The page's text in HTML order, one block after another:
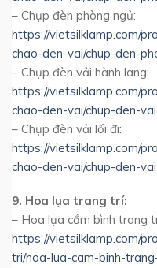
– Chụp đèn phòng ngủ:
https://vietsilklamp.com/
chao-den-vai/chup-den-
– Chụp đèn vải hành lang:
https://vietsilklamp.com/
chao-den-vai/chup-den-
– Chụp đèn vải lối đi:
https://vietsilklamp.com/
chao-den-vai/chup-den-
9. Hoa lụa trang trí:
– Hoa lụa cắm bình trang
https://vietsilklamp.com/
tri/hoa-lua-cam-binh-